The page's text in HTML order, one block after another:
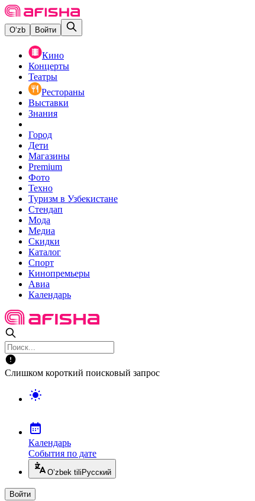
O‘zb Войти
Кино
Концерты
Театры
Рестораны
Выставки
Знания
Город
Дети
Магазины
Premium
Фото
Техно
Туризм в Узбекистане
Стендап
Мода
Медиа
Скидки
Каталог
Спорт
Кинопремьеры
Авиа
Календарь
Слишком короткий поисковый запрос
Календарь
События по дате
O’zbek tili Русский
Войти